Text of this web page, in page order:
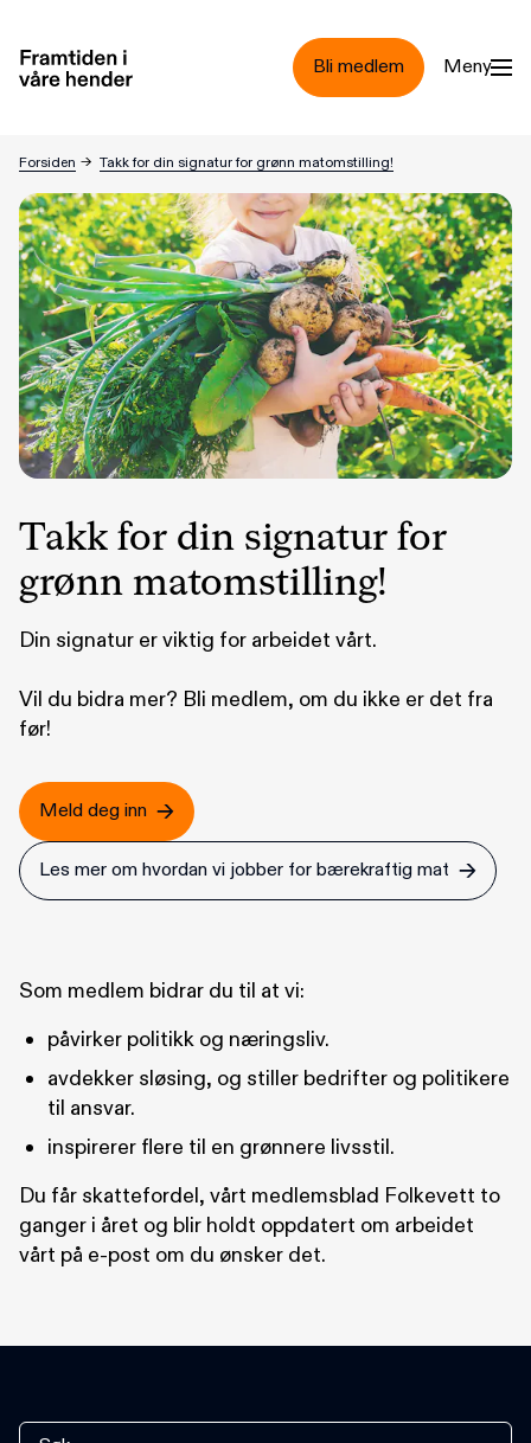
Bli medlem Meny
Forsiden → Takk for din signatur for grønn matomstilling!
Takk for din signatur for
grønn matomstilling!
Din signatur er viktig for arbeidet vårt.
Vil du bidra mer? Bli medlem, om du ikke er det fra
før!
Meld deg inn
Les mer om hvordan vi jobber for bærekraftig mat
Som medlem bidrar du til at vi:
påvirker politikk og næringsliv.
avdekker sløsing, og stiller bedrifter og politikere
til ansvar.
inspirerer flere til en grønnere livsstil.
Du får skattefordel, vårt medlemsblad Folkevett to
ganger i året og blir holdt oppdatert om arbeidet
vårt på e-post om du ønsker det.